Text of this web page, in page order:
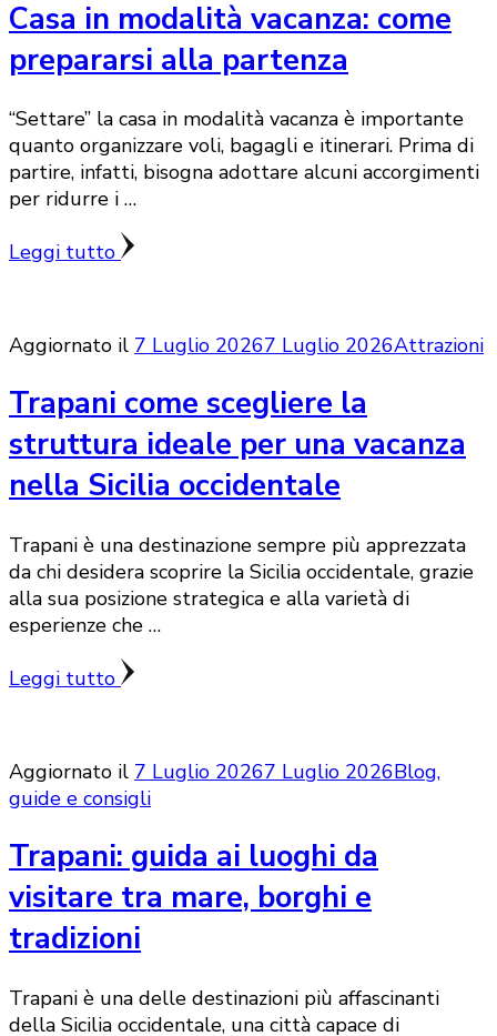
Casa in modalità vacanza: come
prepararsi alla partenza
“Settare” la casa in modalità vacanza è importante
quanto organizzare voli, bagagli e itinerari. Prima di
partire, infatti, bisogna adottare alcuni accorgimenti
per ridurre i …
Leggi tutto
Aggiornato il 7 Luglio 20267 Luglio 2026Attrazioni
Trapani come scegliere la
struttura ideale per una vacanza
nella Sicilia occidentale
Trapani è una destinazione sempre più apprezzata
da chi desidera scoprire la Sicilia occidentale, grazie
alla sua posizione strategica e alla varietà di
esperienze che …
Leggi tutto
Aggiornato il 7 Luglio 20267 Luglio 2026Blog,
guide e consigli
Trapani: guida ai luoghi da
visitare tra mare, borghi e
tradizioni
Trapani è una delle destinazioni più affascinanti
della Sicilia occidentale, una città capace di